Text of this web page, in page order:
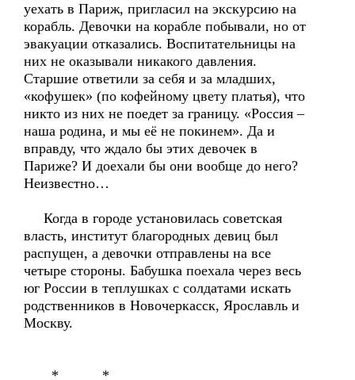
уехать в Париж, пригласил на экскурсию на
корабль. Девочки на корабле побывали, но от
эвакуации отказались. Воспитательницы на
них не оказывали никакого давления.
Старшие ответили за себя и за младших,
«кофушек» (по кофейному цвету платья), что
никто из них не поедет за границу. «Россия –
наша родина, и мы её не покинем». Да и
вправду, что ждало бы этих девочек в
Париже? И доехали бы они вообще до него?
Неизвестно…
Когда в городе установилась советская
власть, институт благородных девиц был
распущен, а девочки отправлены на все
четыре стороны. Бабушка поехала через весь
юг России в теплушках с солдатами искать
родственников в Новочеркасск, Ярославль и
Москву.
* *